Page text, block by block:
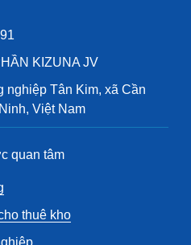
KIZUNA JV
nghiệp Tân Kim, xã Cần
Việt Nam
quan tâm
thuê kho